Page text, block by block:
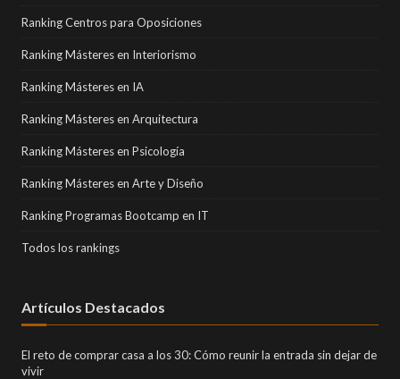
Ranking Centros para Oposiciones
Ranking Másteres en Interiorismo
Ranking Másteres en IA
Ranking Másteres en Arquitectura
Ranking Másteres en Psicología
Ranking Másteres en Arte y Diseño
Ranking Programas Bootcamp en IT
Todos los rankings
Artículos Destacados
El reto de comprar casa a los 30: Cómo reunir la entrada sin dejar de
vivir